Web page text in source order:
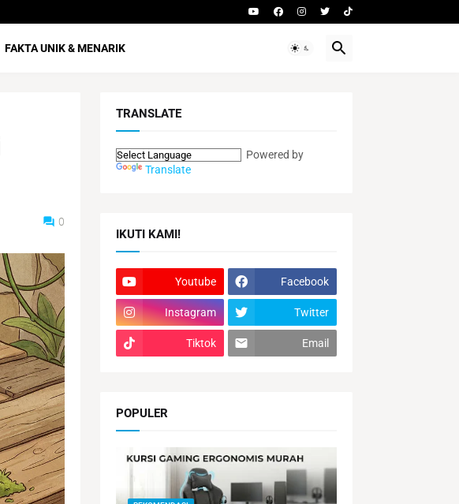
FAKTA UNIK & MENARIK
0
TRANSLATE
Powered by
Translate
IKUTI KAMI!
Youtube Facebook
Instagram Twitter
Tiktok Email
POPULER